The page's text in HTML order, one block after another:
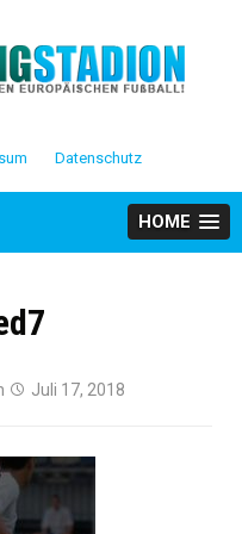
Datenschutz
HOME
Juli 17, 2018